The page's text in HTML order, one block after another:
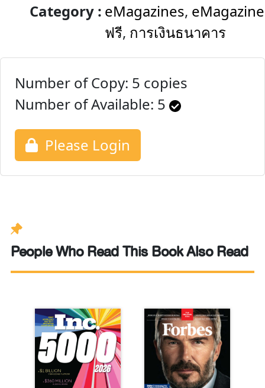
Category : eMagazines, eMagazine
ฟรี, การเงินธนาคาร
Number of Copy: 5 copies
Number of Available: 5
Please Login
People Who Read This Book Also Read